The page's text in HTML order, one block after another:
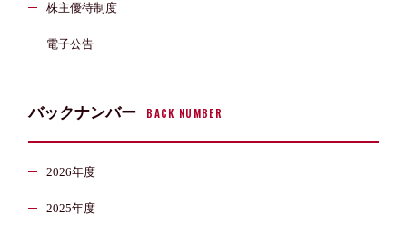
株主優待制度
電子公告
バックナンバー BACK NUMBER
2026年度
2025年度